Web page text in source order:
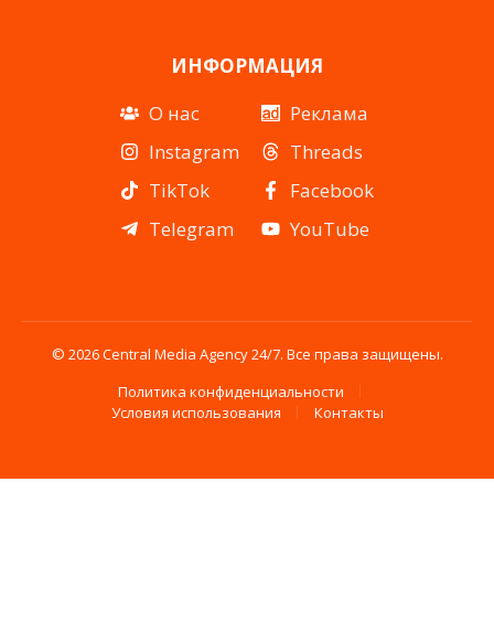
ИНФОРМАЦИЯ
О нас
Instagram
TikTok
Telegram
Реклама
Threads
Facebook
YouTube
© 2026 Central Media Agency 24/7. Все права защищены.
Политика конфиденциальности
Условия использования
Контакты